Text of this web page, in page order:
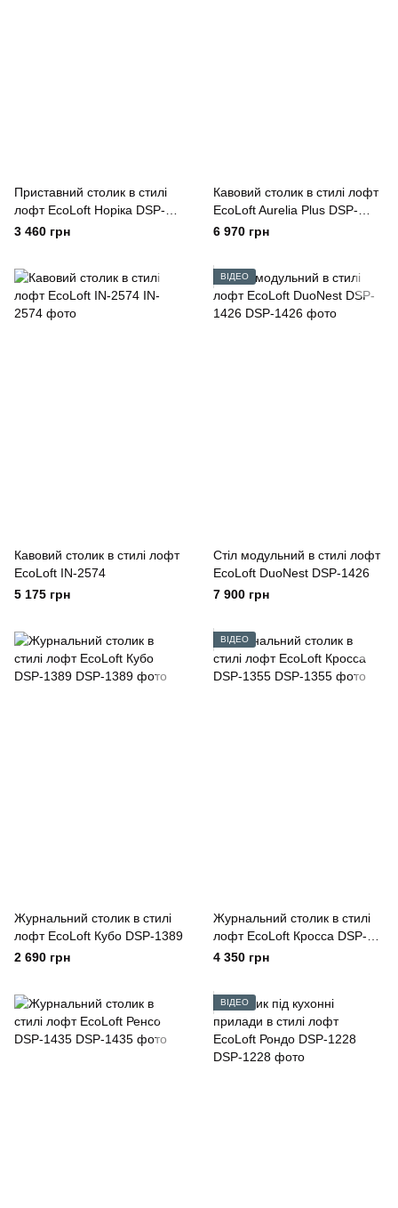
Приставний столик в стилі
лофт EcoLoft Норіка DSP-
1480
3 460 грн
Кавовий столик в стилі лофт
EcoLoft Aurelia Plus DSP-
1160
6 970 грн
Кавовий столик в стилі лофт
EcoLoft IN-2574
5 175 грн
ВІДЕО
Стіл модульний в стилі лофт
EcoLoft DuoNest DSP-1426
7 900 грн
Журнальний столик в стилі
лофт EcoLoft Кубо DSP-1389
2 690 грн
ВІДЕО
Журнальний столик в стилі
лофт EcoLoft Кросса DSP-
1355
4 350 грн
ВІДЕО